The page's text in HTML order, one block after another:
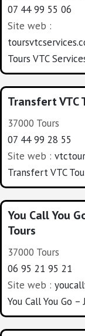
07 44 99 55 06
Site web :
Tours VTC
Transfert VTC
37000 Tours
07 44 99 28 55
Site web :
Transfert VTC
You Call You
Tours
37000 Tours
06 95 21 95 21
Site web :
You Call You Go